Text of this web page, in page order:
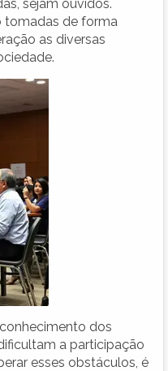
sejam ouvidos.
tomadas de forma
as diversas
dos
a participação
esses obstáculos, é